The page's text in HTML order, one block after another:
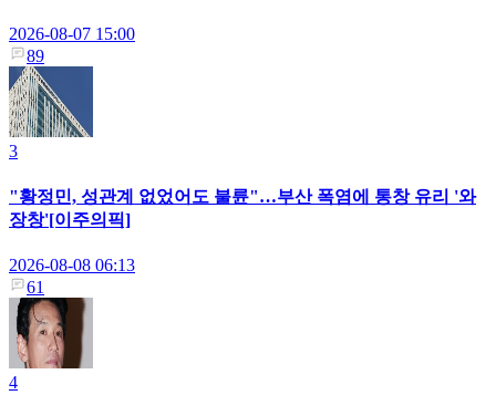
2026-08-07 15:00
89
3
"황정민, 성관계 없었어도 불륜"…부산 폭염에 통창 유리 '와
장창'[이주의픽]
2026-08-08 06:13
61
4